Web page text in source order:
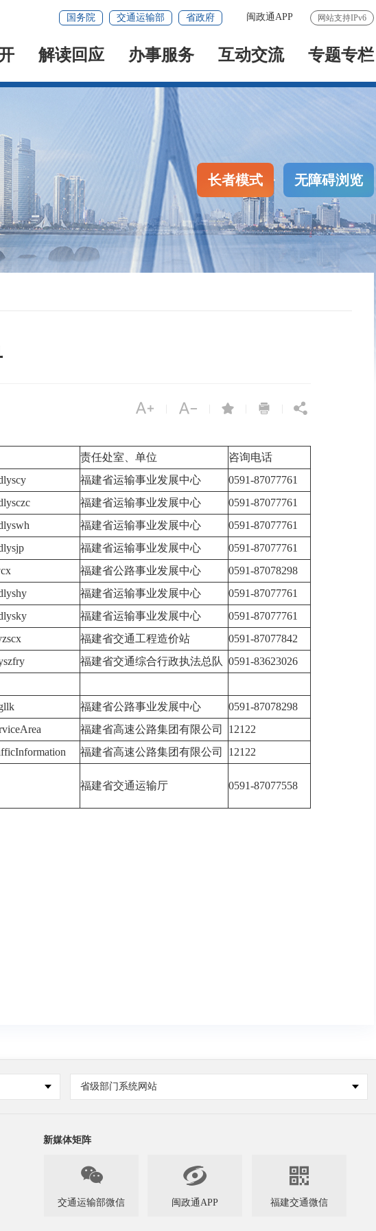
网站支持IPv6
闽政通APP
国务院 交通运输部 省政府
解读回应 办事服务 互动交流 专题专栏
长者模式 无障碍浏览
    
责任处室、单位
咨询电话
福建省运输事业发展中心
0591-87077761
福建省运输事业发展中心
0591-87077761
福建省运输事业发展中心
0591-87077761
福建省运输事业发展中心
0591-87077761
福建省公路事业发展中心
0591-87078298
福建省运输事业发展中心
0591-87077761
福建省运输事业发展中心
0591-87077761
福建省交通工程造价站
0591-87077842
福建省交通综合行政执法总队 0591-83623026
福建省公路事业发展中心
0591-87078298
福建省高速公路集团有限公司
12122
福建省高速公路集团有限公司 12122
福建省交通运输厅 0591-87077558
省级部门系统网站
新媒体矩阵

交通运输部微信

闽政通APP

福建交通微信